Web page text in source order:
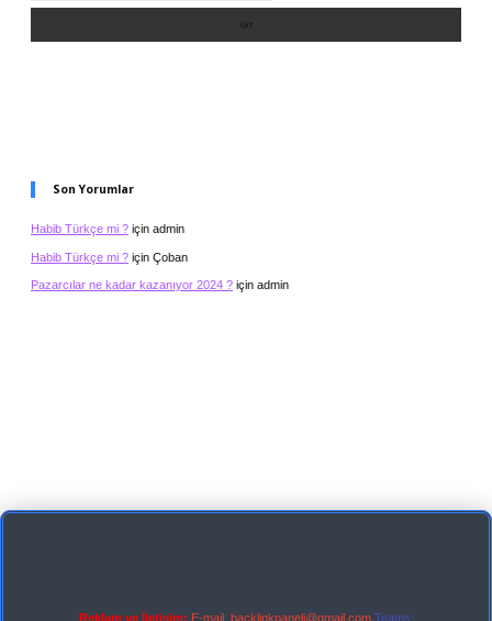
Son Yorumlar
Habib Türkçe mi ? için admin
Habib Türkçe mi ? için Çoban
Pazarcılar ne kadar kazanıyor 2024 ? için admin
Reklam ve İletişim: E-mail: backlinkpaneli@gmail.com Teams: